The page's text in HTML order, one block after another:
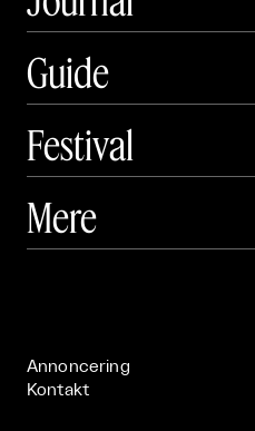
Guide
Festival
 Art Matter Festival
Mere
Annoncering
Kontakt